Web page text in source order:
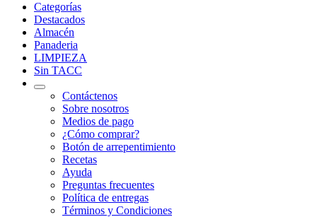
Categorías
Destacados
Almacén
Panaderia
LIMPIEZA
Sin TACC
Contáctenos
Sobre nosotros
Medios de pago
¿Cómo comprar?
Botón de arrepentimiento
Recetas
Ayuda
Preguntas frecuentes
Política de entregas
Términos y Condiciones